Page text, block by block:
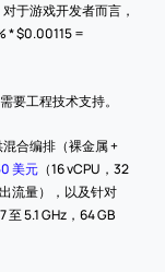
于游戏开发者而言，
* $0.00115 =
要工程技术支持。
合编排（裸金属 +
美元 （16 vCPU，32
流量），以及针对
5.1 GHz，64 GB